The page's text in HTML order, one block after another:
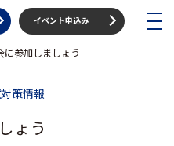
toggle
イベント申込み
に参加しましょう
策情報
ょう